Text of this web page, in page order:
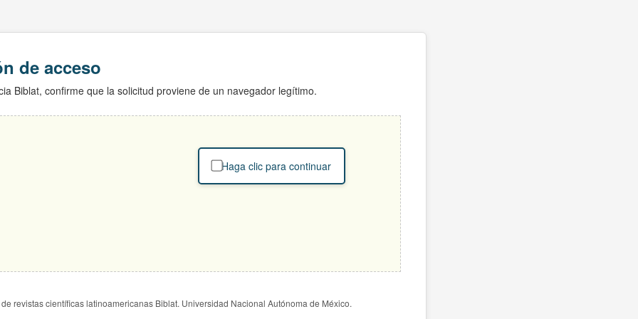
de acceso
Biblat, confirme que la solicitud proviene de un navegador legítimo.
Haga clic para continuar
revistas científicas latinoamericanas Biblat. Universidad Nacional Autónoma de México.